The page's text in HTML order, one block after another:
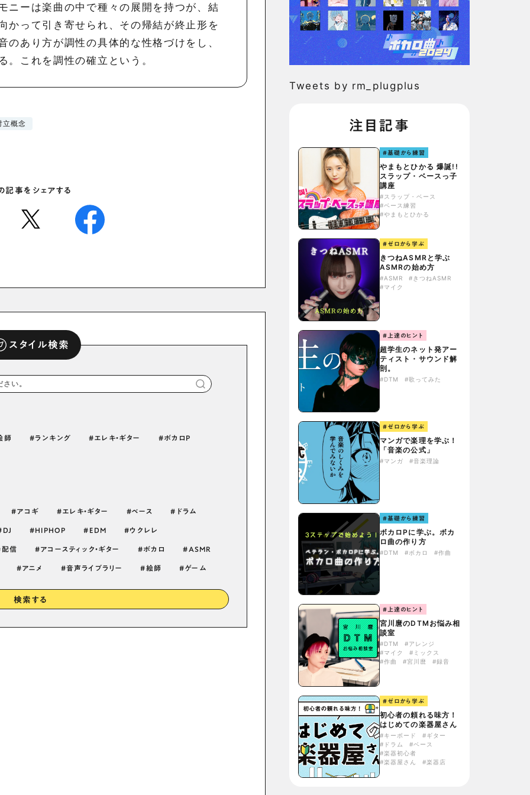
ニーは楽曲の中で種々の展開を持つが、結
かって引き寄せられ、その帰結が終止形を
のあり方が調性の具体的な性格づけをし、
。これを調性の確立という。
概念
記事をシェアする
スタイル検索
師 ランキング エレキ・ギター ボカロP
アコギ エレキ・ギター ベース ドラム
DJ HIPHOP EDM ウクレレ
配信 アコースティック・ギター ボカロ ASMR
アニメ 音声ライブラリー 絵師 ゲーム
検索する
Tweets by rm_plugplus
注目記事
#基礎から練習
やまもとひかる 爆誕!!
スラップ・ベースっ子
講座
#スラップ・ベース
#ベース練習
#やまもとひかる
#ゼロから学ぶ
きつねASMRと学ぶ
ASMRの始め方
#ASMR
#きつねASMR
#マイク
#上達のヒント
超学生のネット発アー
ティスト・サウンド解
剖。
#DTM #歌ってみた
#ゼロから学ぶ
マンガで楽理を学ぶ！
「音楽の公式」
#マンガ #音楽理論
#基礎から練習
ボカロPに学ぶ。ボカ
ロ曲の作り方
#DTM #ボカロ #作曲
#上達のヒント
宮川麿のDTMお悩み相
談室
#DTM
#アレンジ
#マイク
#ミックス
#作曲
#宮川麿 #録音
#ゼロから学ぶ
初心者の頼れる味方！
はじめての楽器屋さん
#キーボード
#ギター
#ドラム
#ベース
#楽器初心者
#楽器屋さん
#楽器店